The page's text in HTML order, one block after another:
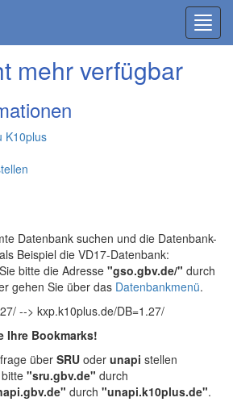
mehr verfügbar
K10plus
Datenbank suchen und die Datenbank-
Beispiel die VD17-Datenbank:
bitte die Adresse "gso.gbv.de/" durch
gehen Sie über das Datenbankmenü.
--> kxp.k10plus.de/DB=1.27/
Ihre Bookmarks!
über SRU oder unapi stellen
"sru.gbv.de" durch
durch "unapi.k10plus.de".